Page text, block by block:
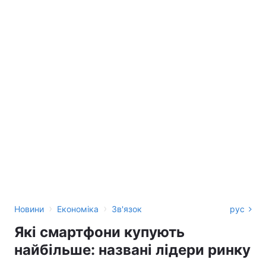
Новини › Економіка › Зв'язок рус
Які смартфони купують
найбільше: названі лідери ринку